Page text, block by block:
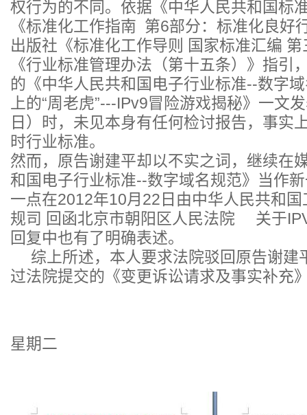
权行为的不同。依据《中华人民共和国标
《标准化工作指南 第6部分：标准化良好
出版社《标准化工作导则 国家标准汇编
《行业标准管理办法（第十五条）》指引
的《中华人民共和国电子行业标准--数字
上的“周老虎”---IPv9冒险游戏揭秘》一文
日）时，未见本身有任何检讨报告，事实
时行业标准。
然而，原告谢建平却以不实之词，继续在
和国电子行业标准--数字域名规范》当作
一点在2012年10月22日由中华人民共和
规司 回函北京市朝阳区人民法院 关于
回复中也有了明确表述。
综上所述，本人要求法院驳回原告谢建
过法院提交的《变更诉讼请求及事实补充
星期二